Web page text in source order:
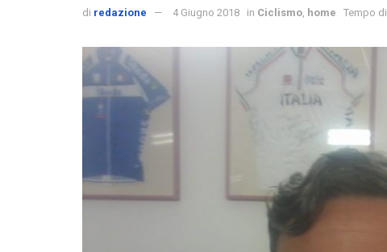
di redazione 4 Giugno 2018 in Ciclismo home Tempo